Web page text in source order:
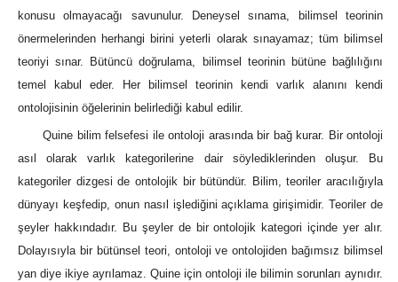
konusu olmayacağı savunulur. Deneysel sınama, bilimsel teorinin
önermelerinden herhangi birini yeterli olarak sınayamaz; tüm bilimsel
teoriyi sınar. Bütüncü doğrulama, bilimsel teorinin bütüne bağlılığını
temel kabul eder. Her bilimsel teorinin kendi varlık alanını kendi
ontolojisinin öğelerinin belirlediği kabul edilir.
Quine bilim felsefesi ile ontoloji arasında bir bağ kurar. Bir ontoloji
asıl olarak varlık kategorilerine dair söylediklerinden oluşur. Bu
kategoriler dizgesi de ontolojik bir bütündür. Bilim, teoriler aracılığıyla
dünyayı keşfedip, onun nasıl işlediğini açıklama girişimidir. Teoriler de
şeyler hakkındadır. Bu şeyler de bir ontolojik kategori içinde yer alır.
Dolayısıyla bir bütünsel teori, ontoloji ve ontolojiden bağımsız bilimsel
yan diye ikiye ayrılamaz. Quine için ontoloji ile bilimin sorunları aynıdır.